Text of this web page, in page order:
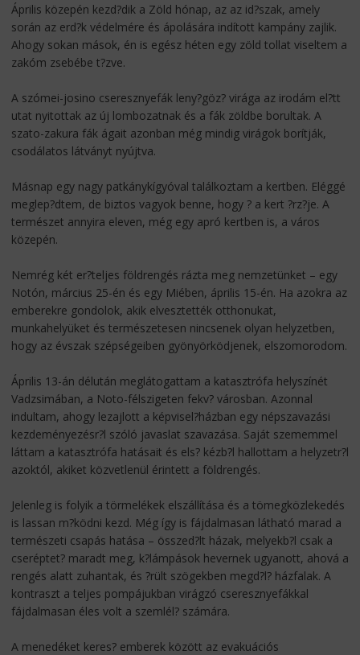
Április közepén kezd?dik a Zöld hónap, az az id?szak, amely
során az erd?k védelmére és ápolására indított kampány zajlik.
Ahogy sokan mások, én is egész héten egy zöld tollat viseltem a
zakóm zsebébe t?zve.
A szómei-josino cseresznyefák leny?göz? virága az irodám el?tt
utat nyitottak az új lombozatnak és a fák zöldbe borultak. A
szato-zakura fák ágait azonban még mindig virágok borítják,
csodálatos látványt nyújtva.
Másnap egy nagy patkánykígyóval találkoztam a kertben. Eléggé
meglep?dtem, de biztos vagyok benne, hogy ? a kert ?rz?je. A
természet annyira eleven, még egy apró kertben is, a város
közepén.
Nemrég két er?teljes földrengés rázta meg nemzetünket – egy
Notón, március 25-én és egy Miében, április 15-én. Ha azokra az
emberekre gondolok, akik elvesztették otthonukat,
munkahelyüket és természetesen nincsenek olyan helyzetben,
hogy az évszak szépségeiben gyönyörködjenek, elszomorodom.
Április 13-án délután meglátogattam a katasztrófa helyszínét
Vadzsimában, a Noto-félszigeten fekv? városban. Azonnal
indultam, ahogy lezajlott a képvisel?házban egy népszavazási
kezdeményezésr?l szóló javaslat szavazása. Saját szememmel
láttam a katasztrófa hatásait és els? kézb?l hallottam a helyzetr?l
azoktól, akiket közvetlenül érintett a földrengés.
Jelenleg is folyik a törmelékek elszállítása és a tömegközlekedés
is lassan m?ködni kezd. Még így is fájdalmasan látható marad a
természeti csapás hatása – összed?lt házak, melyekb?l csak a
cseréptet? maradt meg, k?lámpások hevernek ugyanott, ahová a
rengés alatt zuhantak, és ?rült szögekben megd?l? házfalak. A
kontraszt a teljes pompájukban virágzó cseresznyefákkal
fájdalmasan éles volt a szemlél? számára.
A menedéket keres? emberek között az evakuációs